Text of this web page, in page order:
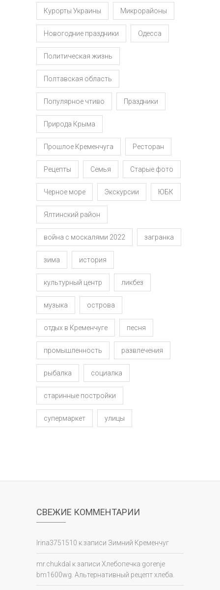
Курорты Украины Микрорайоны
Новогодние праздники Одесса
Политическая жизнь
Полтавская область
Популярное чтиво Праздники
Природа Крыма
Прошлое Кременчуга Ресторан
Рецепты Семья Старые фото
Черное море Экскурсии ЮБК
Ялтинский район
война с москалями 2022 загранка
зима история
культурный центр ликбез
музыка острова
отдых в Кременчуге песня
промышленность развлечения
рыбалка социалка
старинные постройки
супермаркет улицы
СВЕЖИЕ КОММЕНТАРИИ
Irina3751510 к записи Зимний Кременчуг
mr.chukdal к записи Хлебопечка gorenje
bm1600wg. Альтернативный рецепт хлеба.